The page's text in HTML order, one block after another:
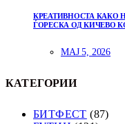
КРЕАТИВНОСТА КАКО
ЃОРЕСКА ОД КИЧЕВО
МАЈ 5, 2026
КАТЕГОРИИ
БИТФЕСТ (87)